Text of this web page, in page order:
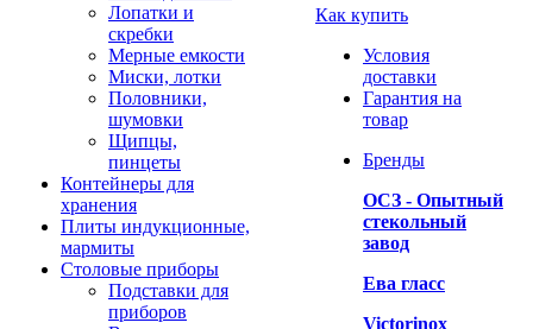
Лопатки и
скребки
Мерные емкости
Миски, лотки
Половники,
шумовки
Щипцы,
пинцеты
Контейнеры для
хранения
Плиты индукционные,
мармиты
Столовые приборы
Подставки для
приборов
Как купить
Условия
доставки
Гарантия на
товар
Бренды
ОСЗ - Опытный
стекольный
завод
Ева гласс
Victorinox